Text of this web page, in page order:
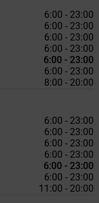
6:00 - 23:00
6:00 - 23:00
6:00 - 23:00
6:00 - 23:00
6:00 - 23:00
6:00 - 23:00
8:00 - 20:00
6:00 - 23:00
6:00 - 23:00
6:00 - 23:00
6:00 - 23:00
6:00 - 23:00
6:00 - 23:00
11:00 - 20:00